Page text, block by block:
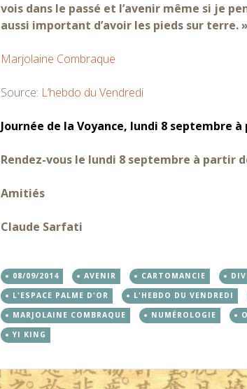
vois dans le passé et l’avenir même si je
aussi important d’avoir les pieds sur terre. »
Marjolaine Combraque
Source: L’hebdo du Vendredi
Journée de la Voyance, lundi 8 septembre
Rendez-vous le lundi 8 septembre à partir
Amitiés
Claude Sarfati
08/09/2014 AVENIR CARTOMANCIE
L'ESPACE PALME D'OR
L'HEBDO DU VENDREDI
MARJOLAINE COMBRAQUE
NUMÉROLOGIE
YI KING